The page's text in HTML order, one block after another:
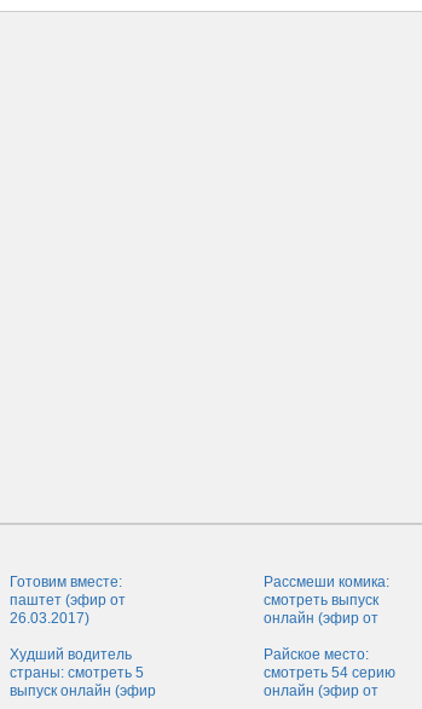
Готовим вместе:
паштет (эфир от
26.03.2017)
Рассмеши комика:
смотреть выпуск
онлайн (эфир от
Худший водитель
страны: смотреть 5
выпуск онлайн (эфир
Райское место:
смотреть 54 серию
онлайн (эфир от